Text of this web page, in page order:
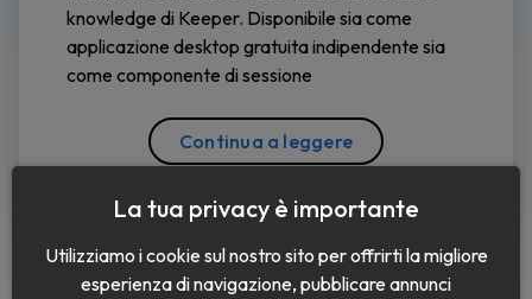
knowledge di Keeper. Disponibile sia come
applicazione desktop gratuita indipendente sia
come componente di sessione
Continua a leggere
La tua privacy è importante
Utilizziamo i cookie sul nostro sito per offrirti la migliore
esperienza di navigazione, pubblicare annunci